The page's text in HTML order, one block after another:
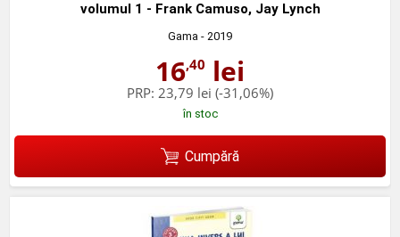
volumul 1 - Frank Camuso, Jay Lynch
Gama - 2019
16,40 lei
PRP: 23,79 lei (-31,06%)
în stoc
Cumpără